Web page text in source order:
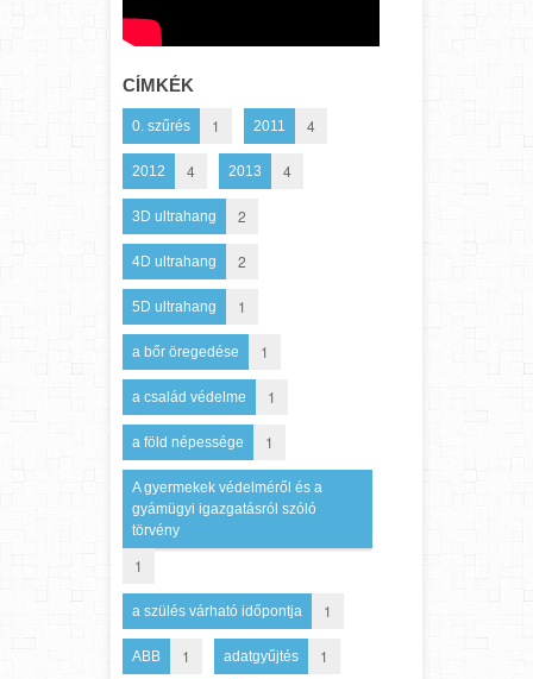
CÍMKÉK
0. szűrés 1 2011 4
2012 4 2013 4
3D ultrahang 2
4D ultrahang 2
5D ultrahang 1
a bőr öregedése 1
a család védelme 1
a föld népessége 1
A gyermekek védelméről és a
gyámügyi igazgatásról szóló
törvény
1
a szülés várható időpontja 1
ABB 1 adatgyűjtés 1